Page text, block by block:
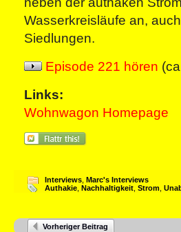
Wasserkreisläufe an,
Siedlungen.
Episode 221 hören
Links:
Wohnwagon Homepage
Interviews Marc's Interviews
Authakie Nachhaltigkeit Strom
Vorheriger Beitrag